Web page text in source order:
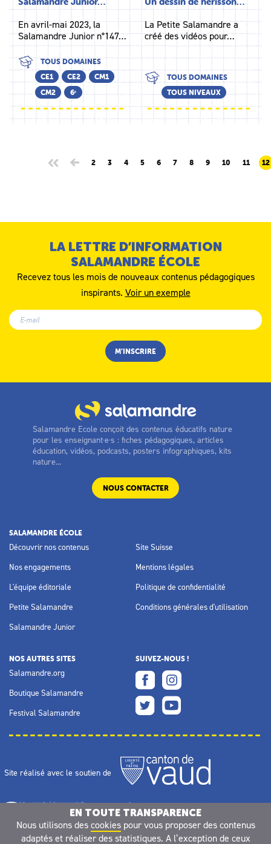
En avril-mai 2023, la
Salamandre Junior n°147…
TOUS DOMAINES
CE1
CE2
CM1
CM2
6ᵉ
La Petite Salamandre a
créé des vidéos pour…
TOUS DOMAINES
TOUS NIVEAUX
2 3 4 5 6 7 8 9 10 11 12
LA LETTRE D’INFORMATION
SALAMANDRE ÉCOLE
Recevez tous les mois de nouveaux contenus pédagogiques
inspirants. Voir un exemple
Salamandre Ecole conçoit des contenus éducatifs nature
pour les enseignant·e·s : fiches pédagogiques, articles
éducation, vidéos, podcasts, posters infographiques, kits
nature...
NOUS CONTACTER
SALAMANDRE ÉCOLE
Découvrir nos contenus
Nos engagements
L'équipe éditoriale
Petite Salamandre
Salamandre Junior
Site Suisse
Mentions légales
Politique de confidentialité
Conditions générales d'utilisation
NOS AUTRES SITES
Salamandre.org
Boutique Salamandre
Festival Salamandre
SUIVEZ-NOUS !
Site réalisé avec le soutien de
EN TOUTE TRANSPARENCE
Nous utilisons des cookiespour vous proposer des contenus
adaptés et réaliser des statistiques. A l’exception de ceux